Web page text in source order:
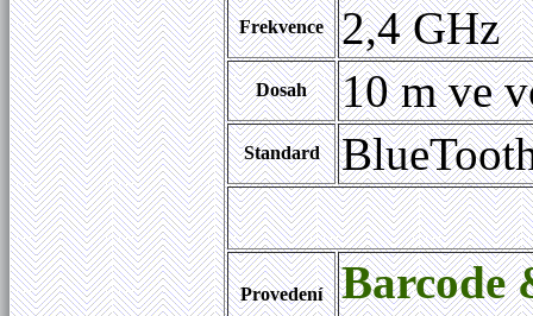
Frekvence 2,4 GHz
Dosah 10 m ve
Standard
Provedení Barcode